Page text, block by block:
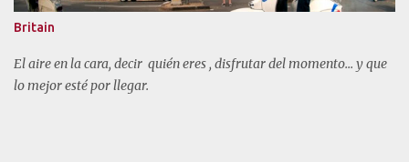
Britain
El aire en la cara, decir quién eres , disfrutar del momento... y que
lo mejor esté por llegar.